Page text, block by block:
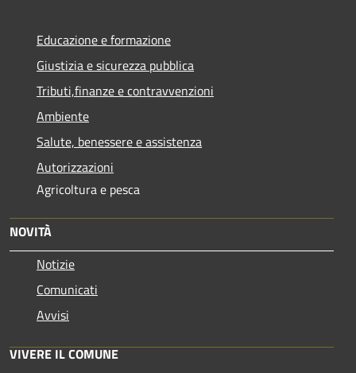
Educazione e formazione
Giustizia e sicurezza pubblica
Tributi,finanze e contravvenzioni
Ambiente
Salute, benessere e assistenza
Autorizzazioni
Agricoltura e pesca
NOVITÀ
Notizie
Comunicati
Avvisi
VIVERE IL COMUNE